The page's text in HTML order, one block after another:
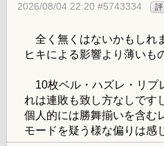
2026/08/04 22:20 #5743334 評
全く無くはないかもしれ
ヒキによる影響より薄いも
10枚ベル・ハズレ・リプ
れは連敗も致し方なしです
個人的には勝舞揃いを含む
モードを疑う様な偏りは感